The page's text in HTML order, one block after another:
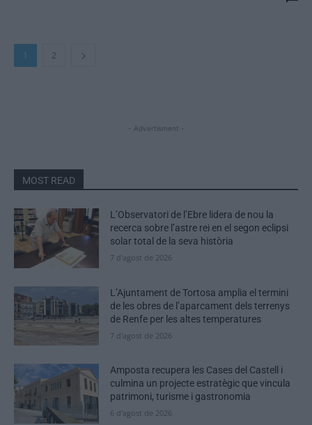
1 2
- Advertisment -
MOST READ
L’Observatori de l’Ebre lidera de nou la
recerca sobre l’astre rei en el segon eclipsi
solar total de la seva història
7 d'agost de 2026
L’Ajuntament de Tortosa amplia el termini
de les obres de l’aparcament dels terrenys
de Renfe per les altes temperatures
7 d'agost de 2026
Amposta recupera les Cases del Castell i
culmina un projecte estratègic que vincula
patrimoni, turisme i gastronomia
6 d'agost de 2026